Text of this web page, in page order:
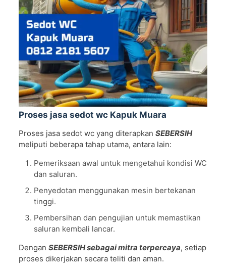
Proses jasa sedot wc Kapuk Muara
Proses jasa sedot wc yang diterapkan SEBERSIH
meliputi beberapa tahap utama, antara lain:
Pemeriksaan awal untuk mengetahui kondisi WC
dan saluran.
Penyedotan menggunakan mesin bertekanan
tinggi.
Pembersihan dan pengujian untuk memastikan
saluran kembali lancar.
Dengan SEBERSIH sebagai mitra terpercaya, setiap
proses dikerjakan secara teliti dan aman.